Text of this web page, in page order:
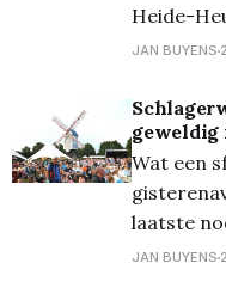
Heide-
groots
ook onze
kwamen
foto&
JAN BUYENS
geweldig
Wat een
laatste
gedanst,
JAN BUYENS